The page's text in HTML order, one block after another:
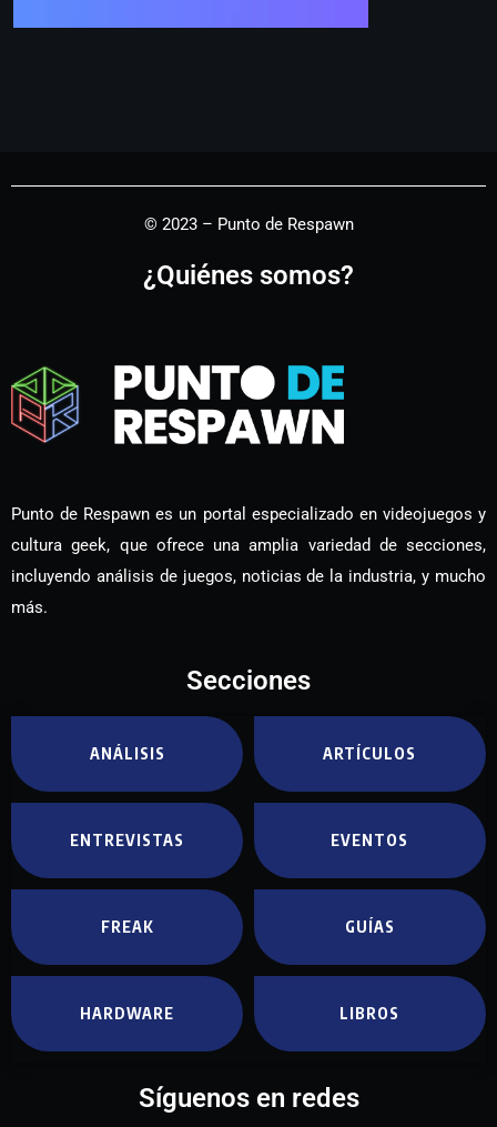
© 2023 – Punto de Respawn
¿Quiénes somos?
Punto de Respawn es un portal especializado en videojuegos y
cultura geek, que ofrece una amplia variedad de secciones,
incluyendo análisis de juegos, noticias de la industria, y mucho
más.
Secciones
ANÁLISIS ARTÍCULOS
ENTREVISTAS EVENTOS
FREAK GUÍAS
HARDWARE LIBROS
Síguenos en redes